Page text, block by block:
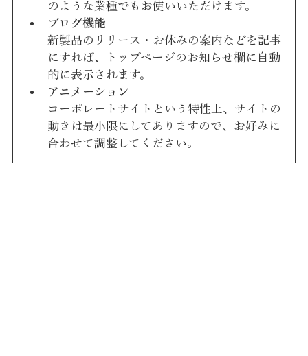
のような業種でもお使いいただけます。
ブログ機能
新製品のリリース・お休みの案内などを記事
にすれば、トップページのお知らせ欄に自動
的に表示されます。
アニメーション
コーポレートサイトという特性上、サイトの
動きは最小限にしてありますので、お好みに
合わせて調整してください。